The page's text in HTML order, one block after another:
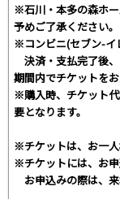
※石川・本多の森ホー
予めご了承ください。
※コンビニ(セブン-イ
決済・支払完了後
期間内でチケットを
※購入時、チケット
要となります。
※チケットは、お一人
※チケットには、お申
お申込みの際は、来